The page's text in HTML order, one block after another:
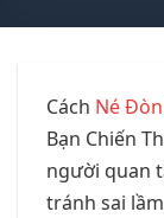
Cách Né
Bạn Chiến
người quan
tránh sai